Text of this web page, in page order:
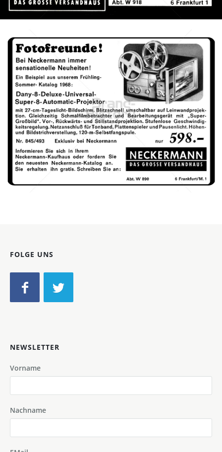
Neckermann Versand Neckermann Versand 1968
Bild-ID: 45807
FOLGE UNS
NEWSLETTER
Vorname
Nachname